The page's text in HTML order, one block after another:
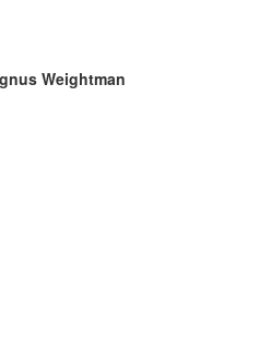
Weightman